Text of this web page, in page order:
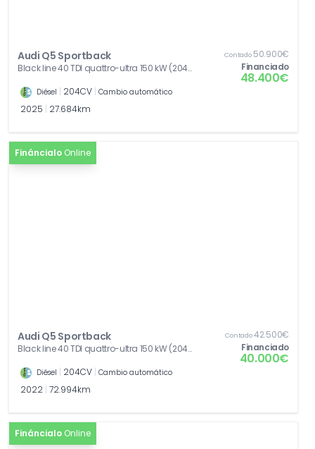
Audi Q5 Sportback
Black line 40 TDI quattro-ultra 150 kW (204
Contado50.900€
Financiado
48.400€
Diésel 204CV Cambio automático
2025 27.684km
Fináncialo Online
Audi Q5 Sportback
Black line 40 TDI quattro-ultra 150 kW (204
Contado42.500€
Financiado
40.000€
Diésel 204CV Cambio automático
2022 72.994km
Fináncialo Online